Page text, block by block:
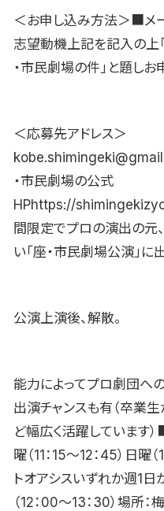
＜お申し込み方法＞■メ
志望動機上記を記入の上
・市民劇場の件」と題しお
＜応募先アドレス＞
・市民劇場の公式
HPhttps://
間限定でプロの演出の元
い「座・市民劇場公演」に
公演上演後、解散。
能力によってプロ劇団へ
出演チャンスも有（卒業
ど幅広く活躍しています
曜（11：15〜12：45）日曜
トオアシスいずれか週1日
（12：00〜13：30）場所